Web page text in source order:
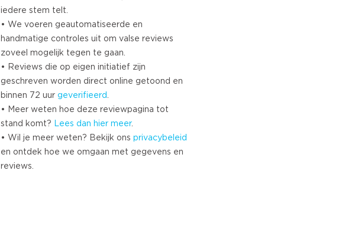
iedere stem telt.
• We voeren geautomatiseerde en
handmatige controles uit om valse reviews
zoveel mogelijk tegen te gaan.
• Reviews die op eigen initiatief zijn
geschreven worden direct online getoond en
binnen 72 uur geverifieerd.
• Meer weten hoe deze reviewpagina tot
stand komt? Lees dan hier meer.
• Wil je meer weten? Bekijk ons privacybeleid
en ontdek hoe we omgaan met gegevens en
reviews.